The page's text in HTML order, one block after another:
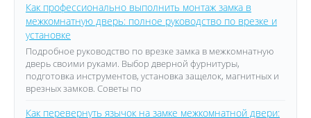
Как профессионально выполнить монтаж замка в
межкомнатную дверь: полное руководство по врезке и
установке
Подробное руководство по врезке замка в межкомнатную
дверь своими руками. Выбор дверной фурнитуры,
подготовка инструментов, установка защелок, магнитных и
врезных замков. Советы по
Как перевернуть язычок на замке межкомнатной двери: